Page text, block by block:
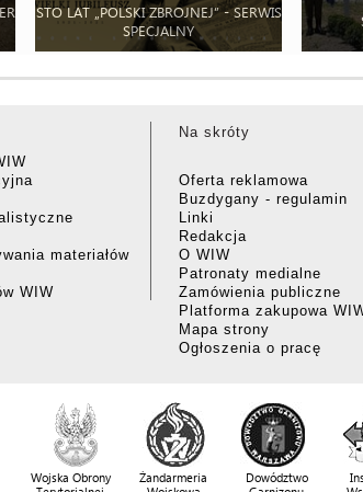
STO LAT „POLSKI ZBROJNEJ” - SERWIS
SPECJALNY
materiałów
WIW
Na skróty
Oferta reklamowa
Buzdygany - regulamin
Linki
Redakcja
O WIW
Patronaty medialne
Zamówienia publiczne
Platforma zakupowa
Mapa strony
Ogłoszenia o pracę
Wojska Obrony
Żandarmeria
Dowództwo